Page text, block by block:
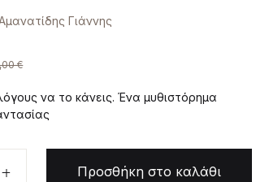
Γιάννης
€
να το κάνεις. Ένα μυθιστόρημα
Προσθήκη στο καλάθι